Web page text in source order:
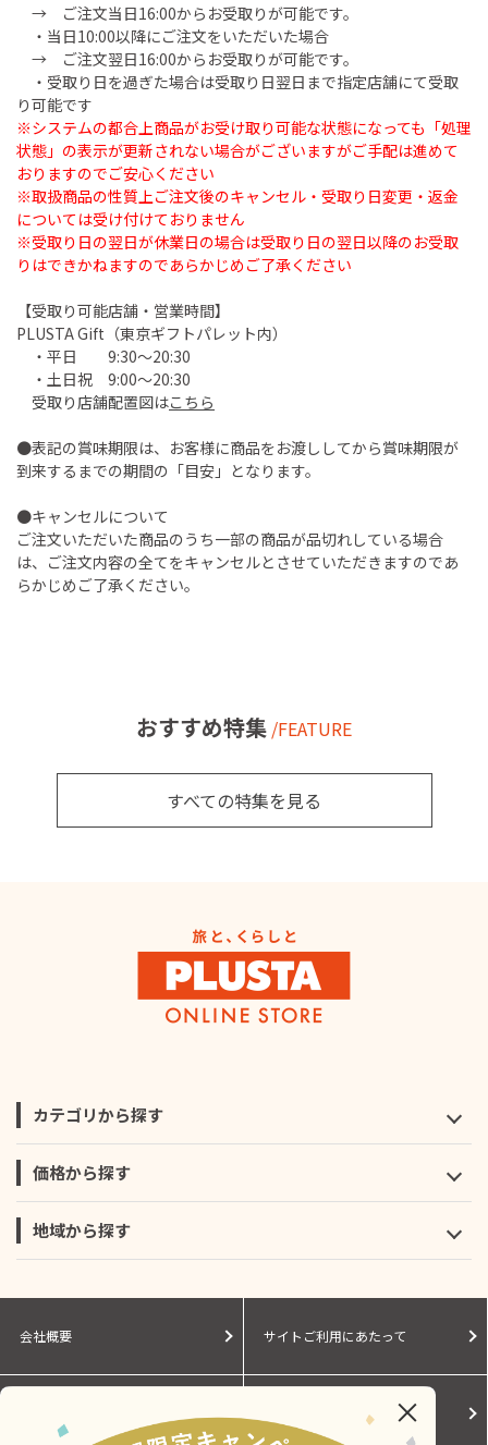
→ ご注文当日16:00からお受取りが可能です。
・当日10:00以降にご注文をいただいた場合
→ ご注文翌日16:00からお受取りが可能です。
・受取り日を過ぎた場合は受取り日翌日まで指定店舗にて受取
り可能です
※システムの都合上商品がお受け取り可能な状態になっても「処理
状態」の表示が更新されない場合がございますがご手配は進めて
おりますのでご安心ください
※取扱商品の性質上ご注文後のキャンセル・受取り日変更・返金
については受け付けておりません
※受取り日の翌日が休業日の場合は受取り日の翌日以降のお受取
りはできかねますのであらかじめご了承ください
【受取り可能店舗・営業時間】
PLUSTA Gift（東京ギフトパレット内）
・平日 9:30～20:30
・土日祝 9:00～20:30
受取り店舗配置図はこちら
●表記の賞味期限は、お客様に商品をお渡ししてから賞味期限が
到来するまでの期間の「目安」となります。
●キャンセルについて
ご注文いただいた商品のうち一部の商品が品切れしている場合
は、ご注文内容の全てをキャンセルとさせていただきますのであ
らかじめご了承ください。
おすすめ特集 /FEATURE
すべての特集を見る
カテゴリから探す
価格から探す
地域から探す
会社概要 サイトご利用にあたって